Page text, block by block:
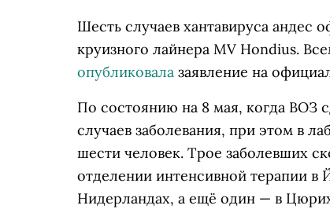
Шесть случаев хантавируса андес
круизного лайнера MV Hondius.
опубликовала заявление на
По состоянию на 8 мая, когда ВОЗ
случаев заболевания, при этом в
шести человек. Трое заболевших
отделении интенсивной терапии в
Нидерландах, а ещё один — в